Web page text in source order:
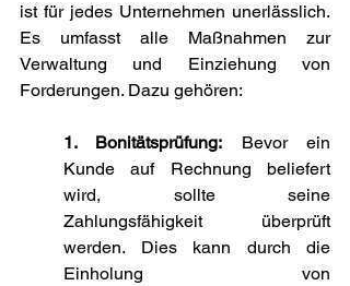
ist für jedes Unternehmen unerlässlich.
Es umfasst alle Maßnahmen zur
Verwaltung und Einziehung von
Forderungen. Dazu gehören:
1. Bonitätsprüfung: Bevor ein
Kunde auf Rechnung beliefert
wird, sollte seine
Zahlungsfähigkeit überprüft
werden. Dies kann durch die
Einholung von